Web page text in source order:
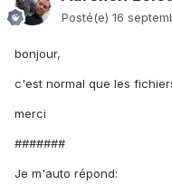
Posté(e) 16
bonjour,
c'est normal que les
merci
#######
Je m'auto répond: